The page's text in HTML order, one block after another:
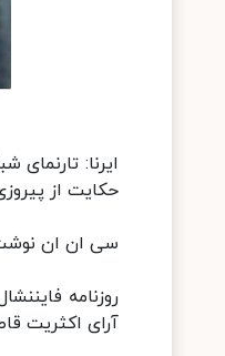
ایرنا:
حکایت از
سی ان ان
روزنامه
آرای اکثریت